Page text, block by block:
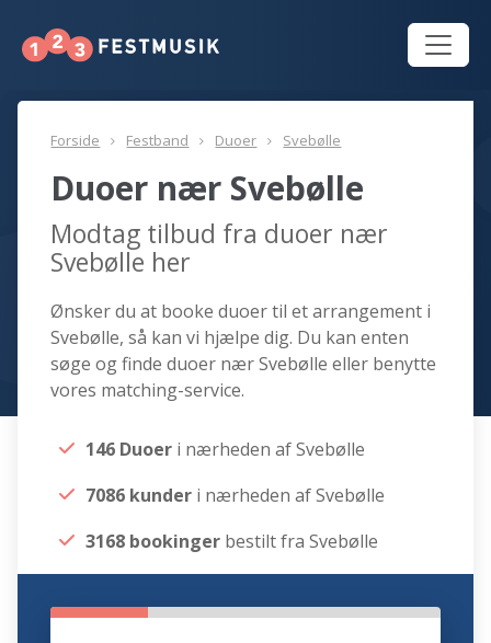
Forside Festband Duoer Svebølle
Duoer nær Svebølle
Modtag tilbud fra duoer nær
Svebølle her
Ønsker du at booke duoer til et arrangement i
Svebølle, så kan vi hjælpe dig. Du kan enten
søge og finde duoer nær Svebølle eller benytte
vores matching-service.
146 Duoer i nærheden af Svebølle
7086 kunder i nærheden af Svebølle
3168 bookinger bestilt fra Svebølle